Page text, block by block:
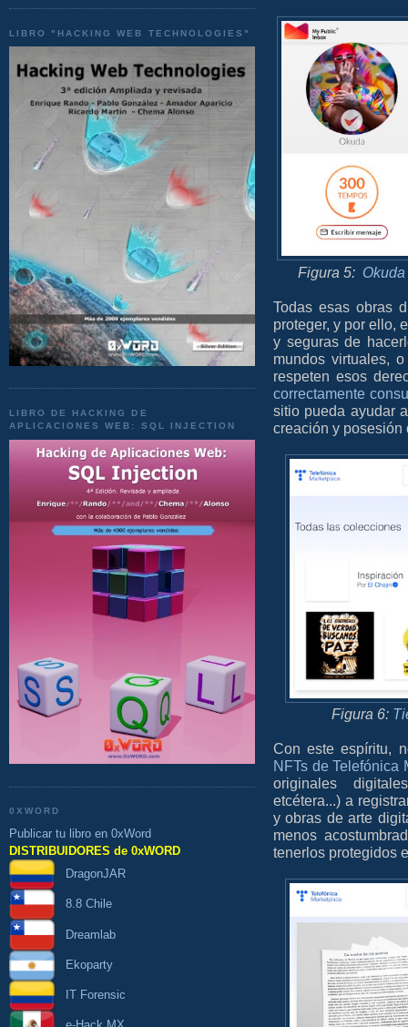
LIBRO "HACKING WEB TECHNOLOGIES"
LIBRO DE HACKING DE
APLICACIONES WEB: SQL INJECTION
0XWORD
Publicar tu libro en 0xWord
DISTRIBUIDORES de 0xWORD
DragonJAR
8.8 Chile
Dreamlab
Ekoparty
IT Forensic
Figura 5:
Todas esas obras
proteger, y por ello,
y seguras de
mundos virtuales,
respeten esos
correctamente
sitio pueda ayudar
creación y posesión
Figura 6:
Con este espíritu,
NFTs de Telefónica
originales
etcétera...) a
y obras de arte
menos
tenerlos protegidos